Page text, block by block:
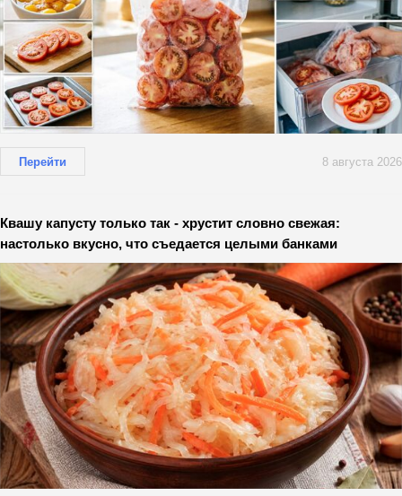
Перейти 8 августа 2026
Квашу капусту только так - хрустит словно свежая:
настолько вкусно, что съедается целыми банками